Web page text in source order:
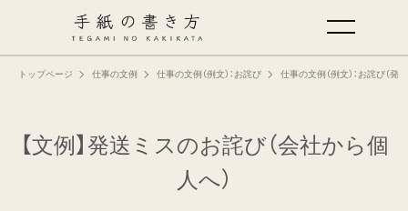
トップページ 仕事の文例 仕事の文例（例文）：お詫び 仕事の文例（例文）：お詫び（
【文例】発送ミスのお詫び（会社から個
人へ）
手紙の基本
仕事の手紙の書き方